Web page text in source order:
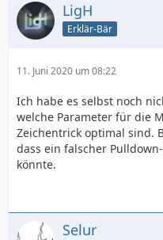
LigH
Erklär-Bär
11. Juni 2020 um 08:22
Ich habe es selbst noch
welche Parameter für die
Zeichentrick optimal sind.
dass ein falscher
könnte.
Selur